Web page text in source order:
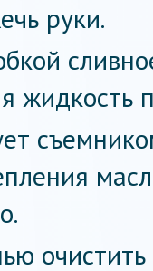
руки.
жидкость